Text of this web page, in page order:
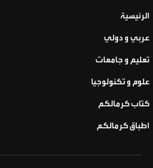
الرئيسية
عربي و دولي
تعليم و جامعات
علوم و تكنولوجيا
كتاب كرمالكم
اطباق كرمالكم